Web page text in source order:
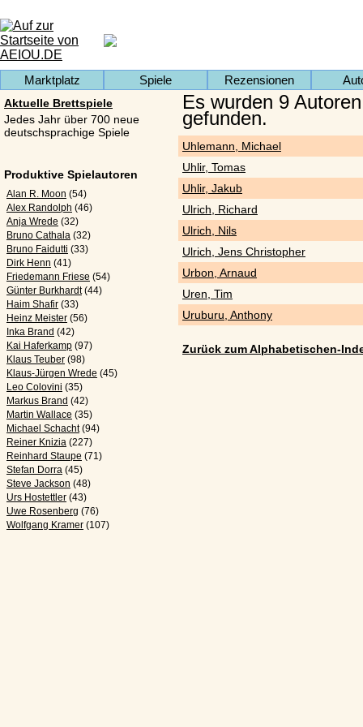
Marktplatz Spiele Rezensionen
Aktuelle Brettspiele
Jedes Jahr über 700 neue
deutschsprachige Spiele
Produktive Spielautoren
Alan R. Moon (54)
Alex Randolph (46)
Anja Wrede (32)
Bruno Cathala (32)
Bruno Faidutti (33)
Dirk Henn (41)
Friedemann Friese (54)
Günter Burkhardt (44)
Haim Shafir (33)
Heinz Meister (56)
Inka Brand (42)
Kai Haferkamp (97)
Klaus Teuber (98)
Klaus-Jürgen Wrede (45)
Leo Colovini (35)
Markus Brand (42)
Martin Wallace (35)
Michael Schacht (94)
Reiner Knizia (227)
Reinhard Staupe (71)
Stefan Dorra (45)
Steve Jackson (48)
Urs Hostettler (43)
Uwe Rosenberg (76)
Wolfgang Kramer (107)
Es wurden 9
gefunden.
Uhlemann, Michael
Uhlir, Tomas
Uhlir, Jakub
Ulrich, Richard
Ulrich, Nils
Ulrich, Jens Christopher
Urbon, Arnaud
Uren, Tim
Uruburu, Anthony
Zurück zum Alphabetischen-